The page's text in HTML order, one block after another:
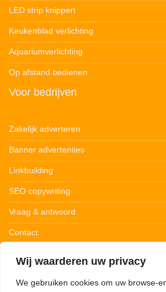
Wij waarderen uw privacy
We gebruiken cookies om uw browse-
LED strip knippert
Keukenblad verlichting
Aquariumverlichting
Op afstand bedienen
Voor bedrijven
Zakelijk adverteren
Banner advertenties
Linkbuilding
SEO copywriting
Vraag & antwoord
Contact
Privacybeleid Cookiebeleid